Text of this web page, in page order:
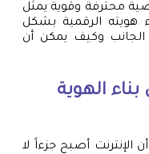
محترفة وقوية يمثل
الرقمية بشكل
وكيف يمكن أن
الهوية
الإنترنت أصبح جزءاً لا